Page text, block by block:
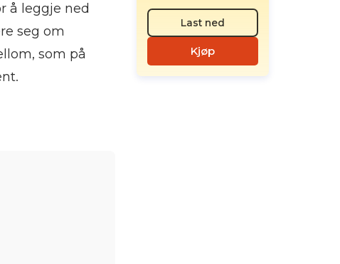
å leggje ned
seg om
som på
Last ned
Kjøp